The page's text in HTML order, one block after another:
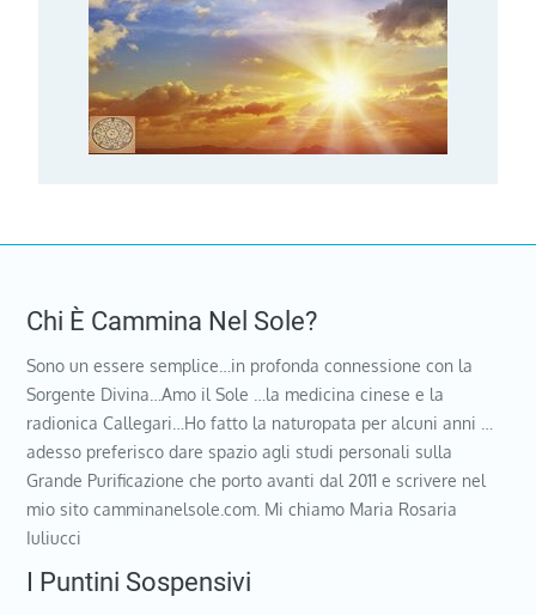
Chi È Cammina Nel Sole?
Sono un essere semplice…in profonda connessione con la
Sorgente Divina…Amo il Sole …la medicina cinese e la
radionica Callegari…Ho fatto la naturopata per alcuni anni …
adesso preferisco dare spazio agli studi personali sulla
Grande Purificazione che porto avanti dal 2011 e scrivere nel
mio sito camminanelsole.com. Mi chiamo Maria Rosaria
Iuliucci
I Puntini Sospensivi